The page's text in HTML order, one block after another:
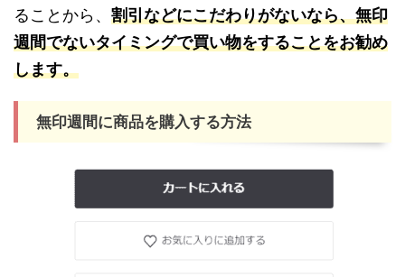
ることから、 割引などにこだわりがないなら、無印
週間でないタイミングで買い物をすることをお勧め
します。
無印週間に商品を購入する方法